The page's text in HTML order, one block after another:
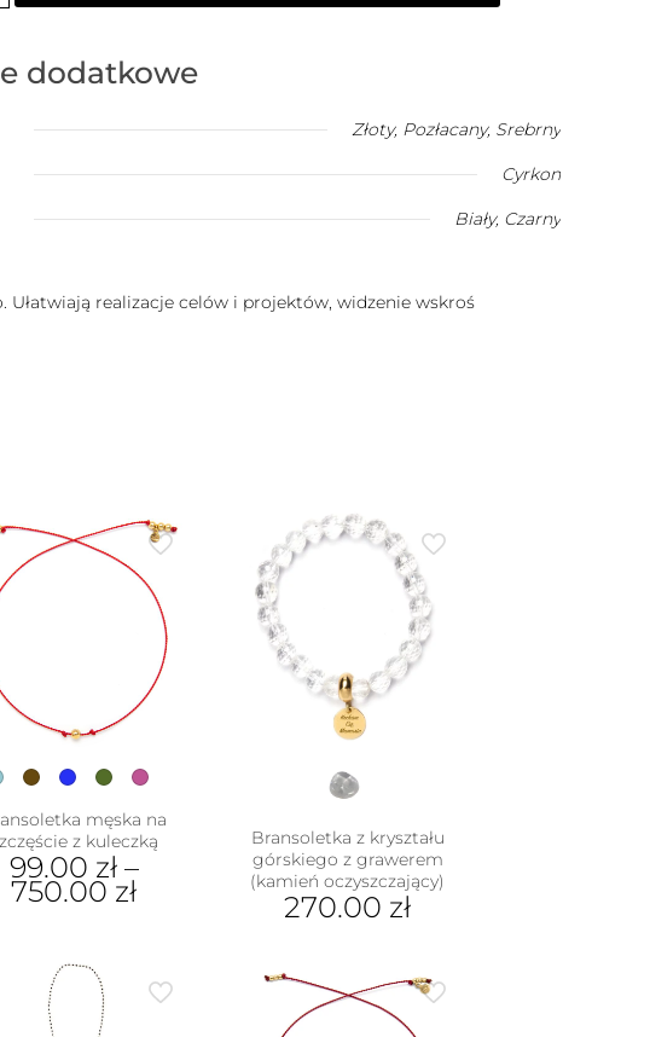
dodatkowe
Złoty, Pozłacany, Srebrny
Cyrkon
Biały, Czarny
Ułatwiają realizacje celów i projektów, widzenie wskroś
męska na
z kuleczką
99.00 zł–
750.00 zł
ma
wiele
wariantów.
Bransoletka z kryształu
górskiego z grawerem
(kamień oczyszczający)
270.00 zł